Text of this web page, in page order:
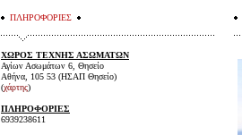
ΠΛΗΡΟΦΟΡΙΕΣ
ΧΩΡΟΣ ΤΕΧΝΗΣ ΑΣΩΜΑΤΩΝ
Αγίων Ασωμάτων 6, Θησείο
Αθήνα, 105 53 (ΗΣΑΠ Θησείο)
(χάρτης)
ΠΛΗΡΟΦΟΡΙΕΣ
6939238611